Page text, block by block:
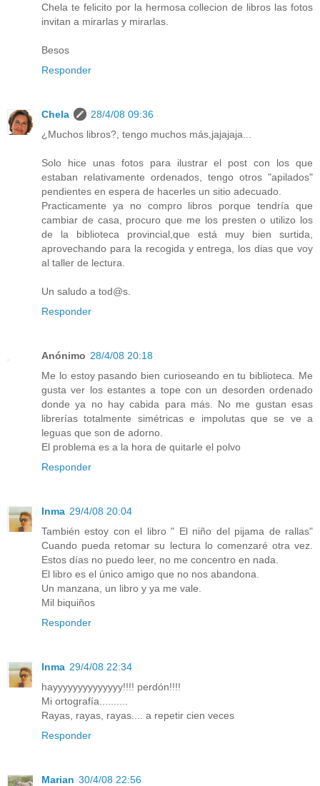
Chela te felicito por la hermosa collecion de libros las fotos
invitan a mirarlas y mirarlas.
Besos
Responder
Chela
28/4/08 09:36
¿Muchos libros?, tengo muchos más,jajajaja...
Solo hice unas fotos para ilustrar el post con los que
estaban relativamente ordenados, tengo otros "apilados"
pendientes en espera de hacerles un sitio adecuado.
Practicamente ya no compro libros porque tendría que
cambiar de casa, procuro que me los presten o utilizo los
de la biblioteca provincial,que está muy bien surtida,
aprovechando para la recogida y entrega, los dias que voy
al taller de lectura.
Un saludo a tod@s.
Responder
Anónimo 28/4/08 20:18
Me lo estoy pasando bien curioseando en tu biblioteca. Me
gusta ver los estantes a tope con un desorden ordenado
donde ya no hay cabida para más. No me gustan esas
librerías totalmente simétricas e impolutas que se ve a
leguas que son de adorno.
El problema es a la hora de quitarle el polvo
Responder
Inma 29/4/08 20:04
También estoy con el libro " El niño del pijama de rallas"
Cuando pueda retomar su lectura lo comenzaré otra vez.
Estos días no puedo leer, no me concentro en nada.
El libro es el único amigo que no nos abandona.
Un manzana, un libro y ya me vale.
Mil biquiños
Responder
Inma 29/4/08 22:34
hayyyyyyyyyyyyyy!!!! perdón!!!!
Mi ortografía..........
Rayas, rayas, rayas.... a repetir cien veces
Responder
Marian 30/4/08 22:56